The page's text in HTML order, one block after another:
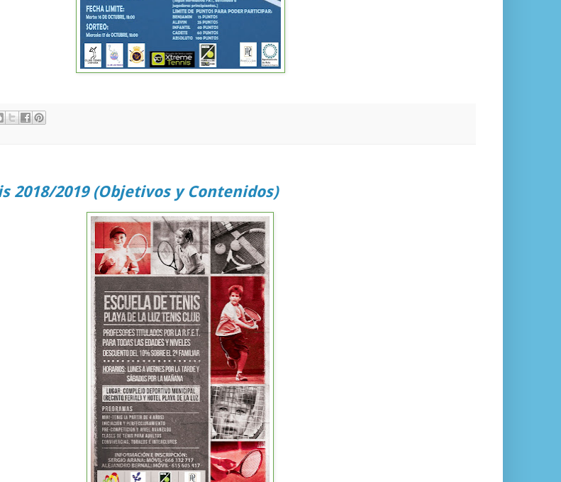
2018/2019 (Objetivos y Contenidos)